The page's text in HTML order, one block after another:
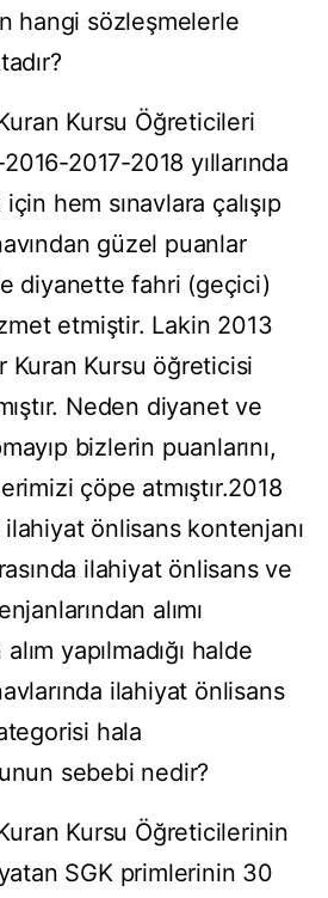
hangi sözleşmelerle
Kursu Öğreticileri
2017-2018 yıllarında
hem sınavlara çalışıp
güzel puanlar
diyanette fahri (geçici)
etmiştir. Lakin 2013
Kuran Kursu öğreticisi
Neden diyanet ve
bizlerin puanlarını,
çöpe atmıştır.2018
ilahiyat önlisans kontenjanı
ilahiyat önlisans ve
alımı
yapılmadığı halde
ilahiyat önlisans
hala
sebebi nedir?
Kursu Öğreticilerinin
SGK primlerinin 30